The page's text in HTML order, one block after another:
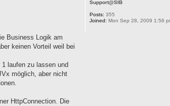
Business Logik am
keinen Vorteil weil bei
laufen zu lassen und
möglich, aber nicht
HttpConnection. Die
Support@SIB
Posts: 355
Joined: Mon Sep 28, 2009 1:56